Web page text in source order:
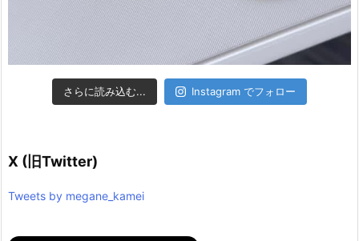
さらに読み込む... Instagram でフォロー
X (旧Twitter)
Tweets by megane_kamei